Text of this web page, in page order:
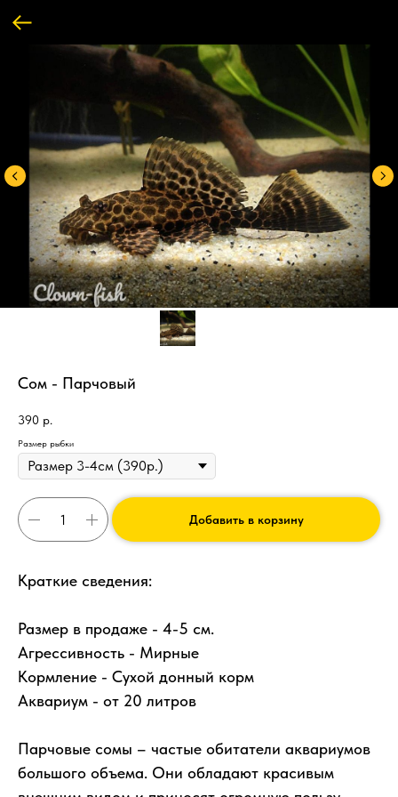
Сом - Парчовый
390 р.
Размер рыбки
Добавить в корзину
Краткие сведения:
Размер в продаже - 4-5 см.
Агрессивность - Мирные
Кормление - Сухой донный корм
Аквариум - от 20 литров
Парчовые сомы – частые обитатели аквариумов
большого объема. Они обладают красивым